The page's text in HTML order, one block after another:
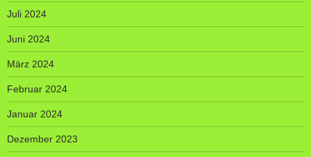
Juli 2024
Juni 2024
März 2024
Februar 2024
Januar 2024
Dezember 2023